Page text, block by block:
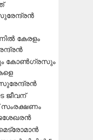
കേരളം
കോൺ​ഗ്രസും
ജീവന്
സംരക്ഷണം